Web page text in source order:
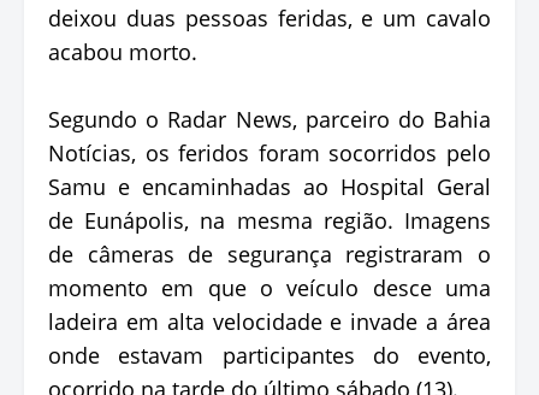
deixou duas pessoas feridas, e um cavalo
acabou morto.
Segundo o Radar News, parceiro do Bahia
Notícias, os feridos foram socorridos pelo
Samu e encaminhadas ao Hospital Geral
de Eunápolis, na mesma região. Imagens
de câmeras de segurança registraram o
momento em que o veículo desce uma
ladeira em alta velocidade e invade a área
onde estavam participantes do evento,
ocorrido na tarde do último sábado (13).